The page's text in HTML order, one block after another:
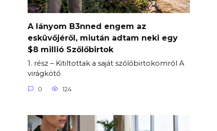
A lányom B3nned engem az
esküvőjéről, miután adtam neki egy
$8 millió Szőlőbirtok
1. rész – Kitiltottak a saját szőlőbirtokomról A
virágkötő
0 124